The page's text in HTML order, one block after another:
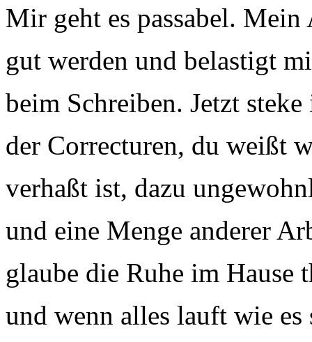
Mir geht es passabel.
gut werden und belastigt
beim Schreiben. Jetzt
der Correcturen, du weißt
verhaßt ist, dazu
und eine Menge anderer
glaube die Ruhe im Hause
und wenn alles lauft wie es